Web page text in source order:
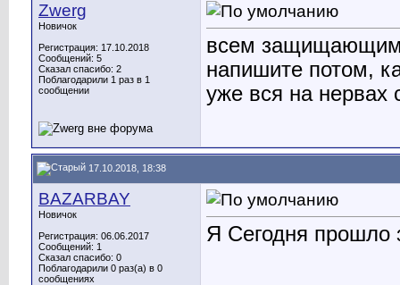
Zwerg
Новичок
Регистрация: 17.10.2018
Сообщений: 5
Сказал спасибо: 2
Поблагодарили 1 раз в 1
сообщении
всем
напишите потом,
уже вся на нервах
17.10.2018, 18:38
BAZARBAY
Новичок
Регистрация: 06.06.2017
Сообщений: 1
Сказал спасибо: 0
Поблагодарили 0 раз(а) в 0
сообщениях
Я Сегодня прошло